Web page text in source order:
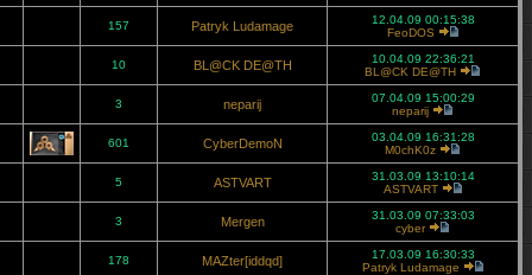
157 Patryk Ludamage
12.04.09 00:15:38
FeoDOS
10 BL@CK DE@TH
10.04.09 22:36:21
BL@CK DE@TH
3 neparij
07.04.09 15:00:29
neparij
601 CyberDemoN
03.04.09 16:31:28
M0chK0z
5 ASTVART
31.03.09 13:10:14
ASTVART
3 Mergen
31.03.09 07:33:03
cyber
178 MAZter[iddqd]
17.03.09 16:30:33
Patryk Ludamage